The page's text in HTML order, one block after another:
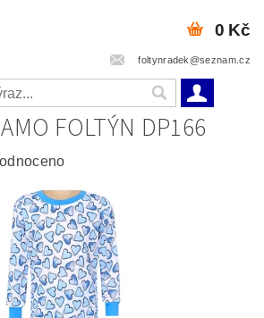
foltynradek@seznam.cz
0 Kč
FOLTÝN DP166